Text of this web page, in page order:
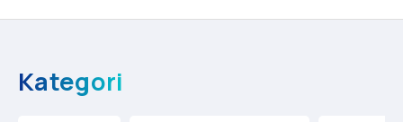
Kategori